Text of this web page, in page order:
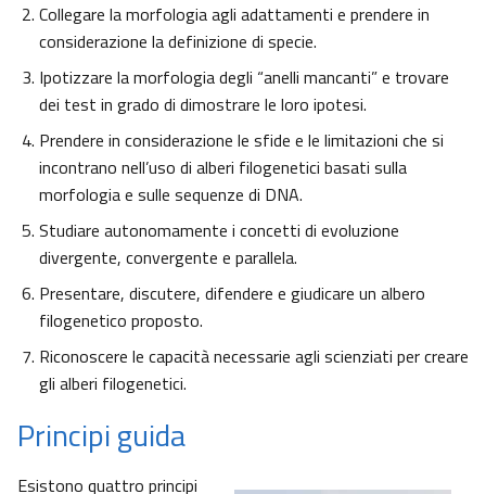
Collegare la morfologia agli adattamenti e prendere in
considerazione la definizione di specie.
Ipotizzare la morfologia degli “anelli mancanti” e trovare
dei test in grado di dimostrare le loro ipotesi.
Prendere in considerazione le sfide e le limitazioni che si
incontrano nell’uso di alberi filogenetici basati sulla
morfologia e sulle sequenze di DNA.
Studiare autonomamente i concetti di evoluzione
divergente, convergente e parallela.
Presentare, discutere, difendere e giudicare un albero
filogenetico proposto.
Riconoscere le capacità necessarie agli scienziati per creare
gli alberi filogenetici.
Principi guida
Esistono quattro principi